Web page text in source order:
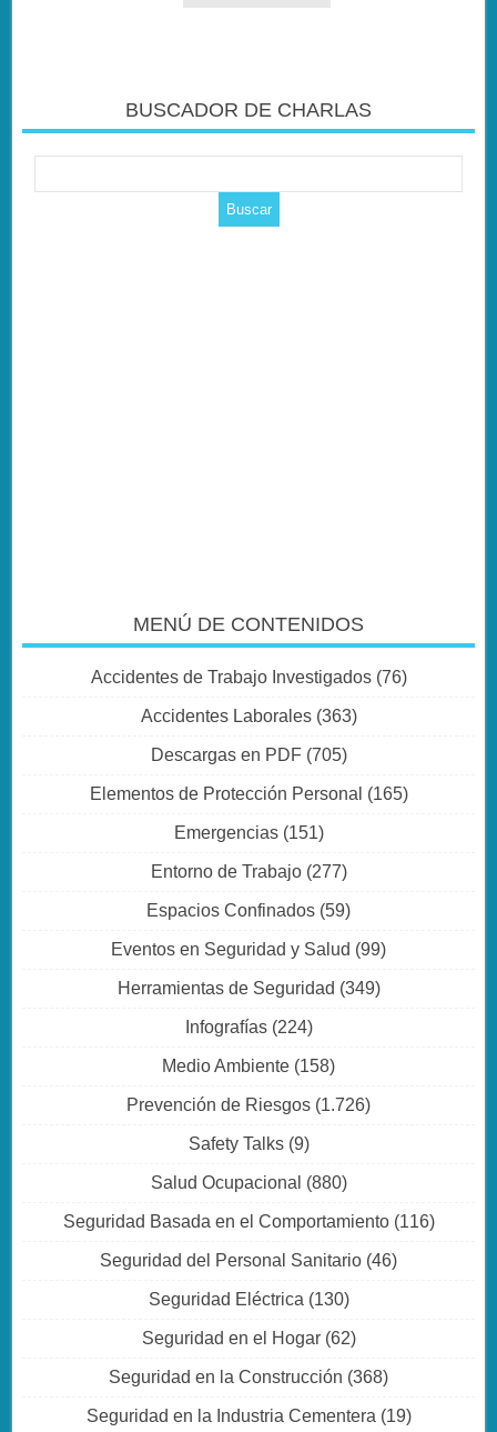
BUSCADOR DE CHARLAS
MENÚ DE CONTENIDOS
Accidentes de Trabajo Investigados(76)
Accidentes Laborales(363)
Descargas en PDF(705)
Elementos de Protección Personal (165)
Emergencias(151)
Entorno de Trabajo(277)
Espacios Confinados (59)
Eventos en Seguridad y Salud (99)
Herramientas de Seguridad (349)
Infografías(224)
Medio Ambiente (158)
Prevención de Riesgos (1.726)
Safety Talks(9)
Salud Ocupacional (880)
Seguridad Basada en el Comportamiento(116)
Seguridad del Personal Sanitario (46)
Seguridad Eléctrica (130)
Seguridad en el Hogar(62)
Seguridad en la Construcción (368)
Seguridad en la Industria Cementera (19)